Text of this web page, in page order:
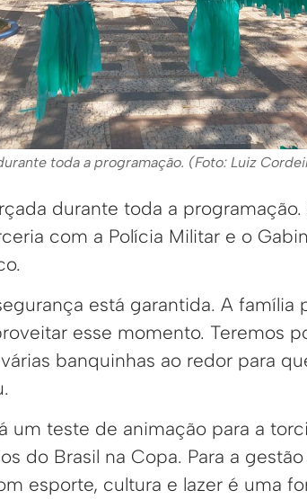
toda a programação. (Foto: Luiz
durante toda a
com a Polícia Militar e o
está garantida. A família
esse momento. Teremos
banquinhas ao redor para
um teste de animação para a
do Brasil na Copa. Para a
esporte, cultura e lazer é uma